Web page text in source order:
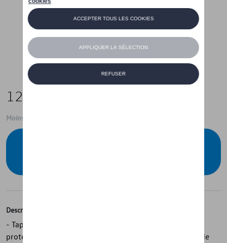
129,00 €
Moins de 5 pcs disponibles.
Description
- Tapis de coffre réversible d’origine Volkswagen avec
protection de seuil de coffre - Avec protection du seuil de